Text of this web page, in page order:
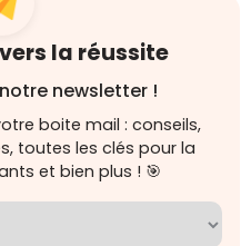
la réussite
newsletter !
boite mail : conseils,
toutes les clés pour la
et bien plus ! 🎯